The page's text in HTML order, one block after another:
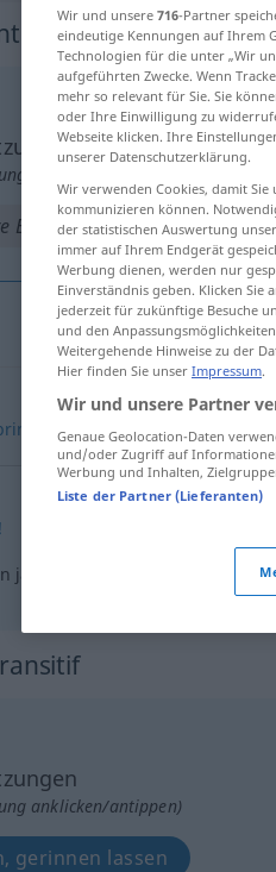
anklicken/antippen)
Beispiele...
ja
anklicken/antippen)
gerinnen lassen
Wir und unsere 716-Partner
eindeutige Kennungen auf Ihrem
Technologien für die unter „Wir
aufgeführten Zwecke. Wenn
mehr so relevant für Sie. Sie
oder Ihre Einwilligung zu
Webseite klicken. Ihre
unserer Datenschutzerklärung.
Wir verwenden Cookies, damit
kommunizieren können.
der statistischen Auswertung
immer auf Ihrem Endgerät
Werbung dienen, werden nur
Einverständnis geben. Klicken
jederzeit für zukünftige Besuche
und den
Weitergehende Hinweise zu der
Hier finden Sie unser Impressum.
Wir und unsere Partner
Genaue Geolocation-Daten
und/oder Zugriff auf
Werbung und Inhalten,
Liste der Partner (Lieferanten)